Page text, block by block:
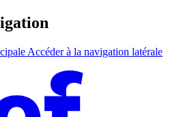
Accéder à la navigation latérale